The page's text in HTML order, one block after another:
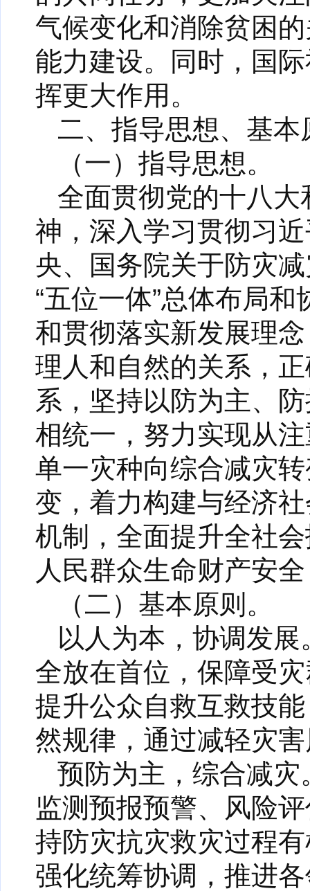
气候变化和消除贫困
能力建设。同时，国
挥更大作用。
二、指导思想、基
（一）指导思想。
全面贯彻党的十八
神，深入学习贯彻习
央、国务院关于防灾
“五位一体”总体布局
和贯彻落实新发展理
理人和自然的关系，
系，坚持以防为主、
相统一，努力实现从
单一灾种向综合减灾
变，着力构建与经济
机制，全面提升全社
人民群众生命财产安
（二）基本原则。
以人为本，协调发
全放在首位，保障受
提升公众自救互救技
然规律，通过减轻灾
预防为主，综合减
监测预报预警、风险
持防灾抗灾救灾过程
强化统筹协调，推进